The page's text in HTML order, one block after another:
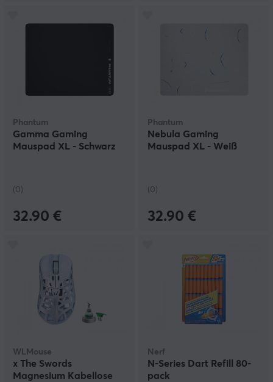
Phantum
Gamma Gaming
Mauspad XL - Schwarz
(0)
32.90 €
Phantum
Nebula Gaming
Mauspad XL - Weiß
(0)
32.90 €
WLMouse
x The Swords
Magnesium Kabellose
Nerf
N-Series Dart Refill 80-
pack